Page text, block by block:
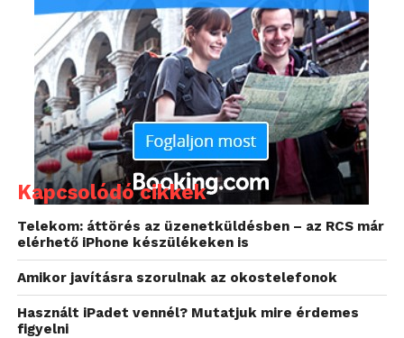
Az érintett darabok 2015. szeptembere és októbere
között készültek, így akinek ekkor gyártott iPhone
6S-e van és az gyakran kapcsol ki minden ok nélkül,
az feltétlenül vigye vissza a készüléket! A
visszahívás során kicserélik az akkumulátort, így az
Apple szerint sikeresen orvosolják a problémát. Jó ír,
hogy a világon bárhol visszavihetjük a készüléket,
függetlenül attól, hogy hol vásároltuk azt.
Kapcsolódó cikkek
Telekom: áttörés az üzenetküldésben – az RCS már
elérhető iPhone készülékeken is
Amikor javításra szorulnak az okostelefonok
Használt iPadet vennél? Mutatjuk mire érdemes
figyelni